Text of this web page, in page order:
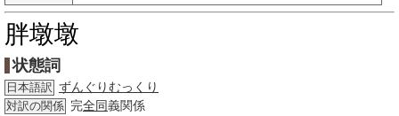
胖墩墩
状態詞
日本語訳 ずんぐりむっくり
対訳の関係 完全同義関係